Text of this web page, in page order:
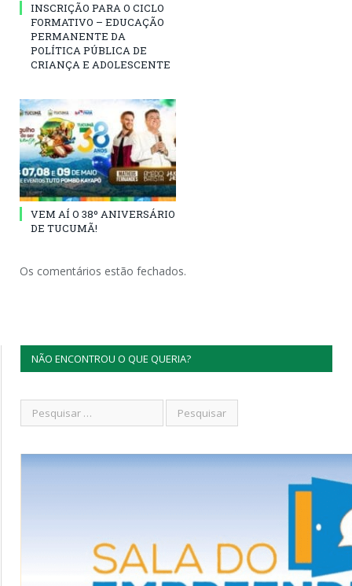
INSCRIÇÃO PARA O CICLO
FORMATIVO – EDUCAÇÃO
PERMANENTE DA
POLÍTICA PÚBLICA DE
CRIANÇA E ADOLESCENTE
VEM AÍ O 38º ANIVERSÁRIO
DE TUCUMÃ!
Os comentários estão fechados.
NÃO ENCONTROU O QUE QUERIA?